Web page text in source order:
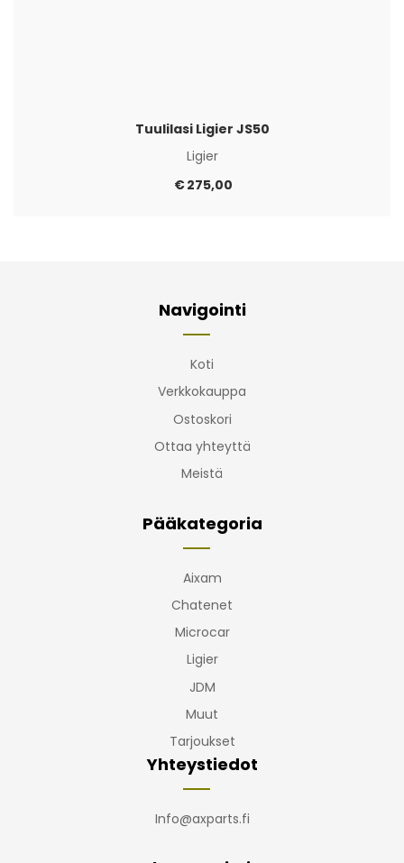
Tuulilasi Ligier JS50
Ligier
€275,00
Navigointi
Koti
Verkkokauppa
Ostoskori
Ottaa yhteyttä
Meistä
Pääkategoria
Aixam
Chatenet
Microcar
Ligier
JDM
Muut
Tarjoukset
Yhteystiedot
Info@axparts.fi